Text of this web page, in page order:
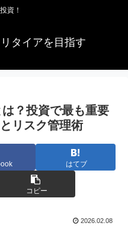
資！
タイアを目指す
？投資で最も重要
リスク管理術
はてブ
コピー
2026.02.08